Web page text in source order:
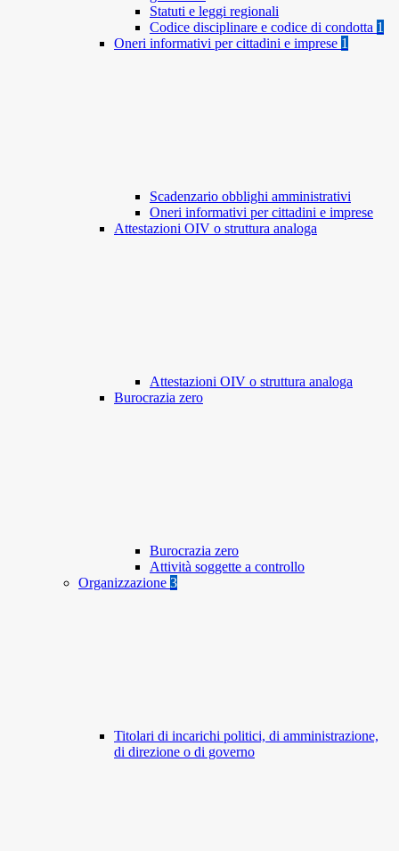
Statuti e leggi regionali
Codice disciplinare e codice di condotta 1
Oneri informativi per cittadini e imprese 1
Scadenzario obblighi amministrativi
Oneri informativi per cittadini e imprese
Attestazioni OIV o struttura analoga
Attestazioni OIV o struttura analoga
Burocrazia zero
Burocrazia zero
Attività soggette a controllo
Organizzazione 3
Titolari di incarichi politici, di amministrazione,
di direzione o di governo